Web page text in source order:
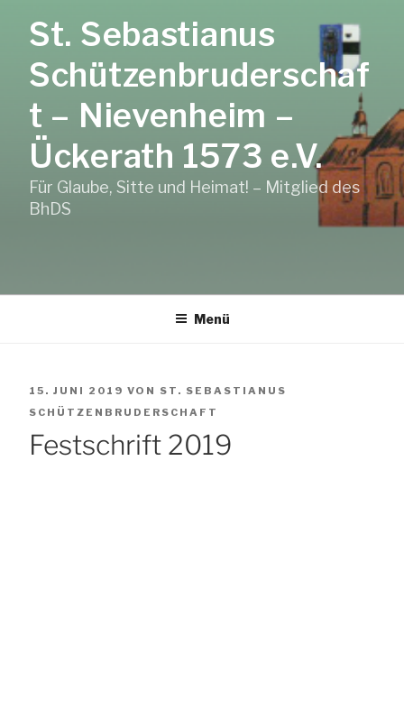
InhaltSt. Sebastianus
Schützenbruderschaf
t – Nievenheim –
Ückerath 1573 e.V.
Für Glaube, Sitte und Heimat! – Mitglied des
BhDS
Menü
VERÖFFENTLICHT
AM
15. JUNI 2019 VON ST. SEBASTIANUS
SCHÜTZENBRUDERSCHAFT
Festschrift 2019